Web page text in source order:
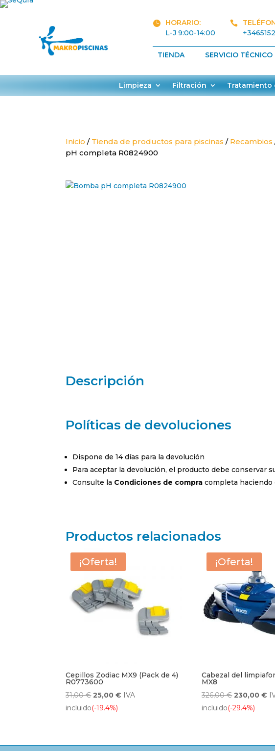

HORARIO:
L-J 9:00-14:00

TIENDA SERVICIO TÉCNICO
Limpieza Filtración Tratamiento
Inicio / Tienda de productos para piscinas / Recambios
pH completa R0824900
Descripción
Políticas de devoluciones
Dispone de 14 días para la devolución
Para aceptar la devolución, el producto debe conservar
Consulte la Condiciones de compra completa haciendo
Productos relacionados
¡Oferta!
Cepillos Zodiac MX9 (Pack de 4)
R0773600
31,00€El
precio
31,00 €.
25,00€ El
25,00 €.
IVA
incluido(-19.4%)
¡Oferta!
Cabezal del
MX8
326,00€ El
precio
326,00 €.
230,00€ El
incluido(-29.4%)